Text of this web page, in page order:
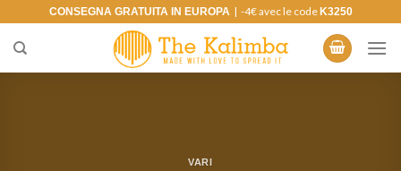
contenuti
CONSEGNA GRATUITA IN EUROPA| -4€ avec le code K3250
VARI